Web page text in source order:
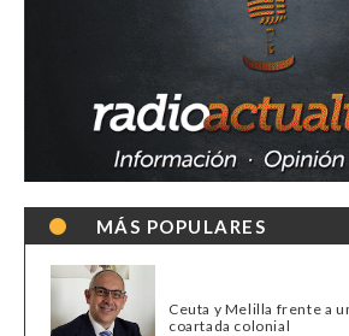
MÁS POPULARES
Ceuta y Melilla frente a
coartada colonial